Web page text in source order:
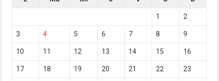
1 2
3 4 5 6 7 8 9
10 11 12 13 14 15 16
17 18 19 20 21 22 23